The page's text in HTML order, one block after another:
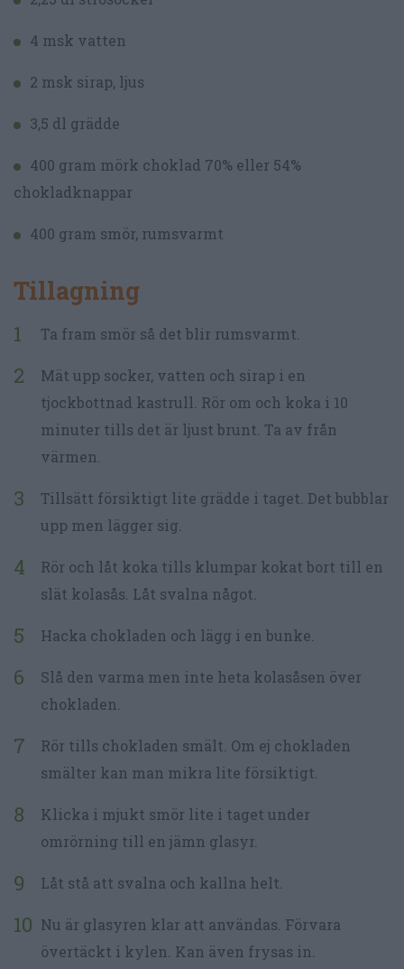
4 msk vatten
2 msk sirap, ljus
3,5 dl grädde
400 gram mörk choklad 70% eller 54%
chokladknappar
400 gram smör, rumsvarmt
Tillagning
Ta fram smör så det blir rumsvarmt.
Mät upp socker, vatten och sirap i en
tjockbottnad kastrull. Rör om och koka i 10
minuter tills det är ljust brunt. Ta av från
värmen.
Tillsätt försiktigt lite grädde i taget. Det bubblar
upp men lägger sig.
Rör och låt koka tills klumpar kokat bort till en
slät kolasås. Låt svalna något.
Hacka chokladen och lägg i en bunke.
Slå den varma men inte heta kolasåsen över
chokladen.
Rör tills chokladen smält. Om ej chokladen
smälter kan man mikra lite försiktigt.
Klicka i mjukt smör lite i taget under
omrörning till en jämn glasyr.
Låt stå att svalna och kallna helt.
Nu är glasyren klar att användas. Förvara
övertäckt i kylen. Kan även frysas in.